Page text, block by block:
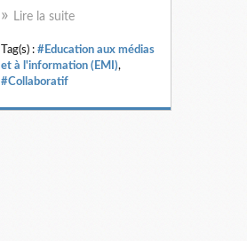
Lire la suite
Tag(s) : #Education aux médias
et à l'information (EMI),
#Collaboratif